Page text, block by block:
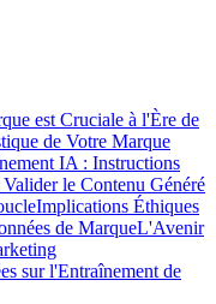
est Cruciale à l'Ère de
de Votre Marque
IA : Instructions
le Contenu Généré
Implications Éthiques
de MarqueL'Avenir
sur l'Entraînement de